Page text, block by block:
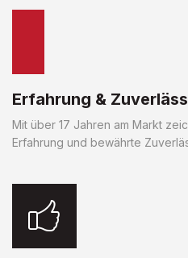
Erfahrung &
Mit über 17 Jahren am Markt
Erfahrung und bewährte